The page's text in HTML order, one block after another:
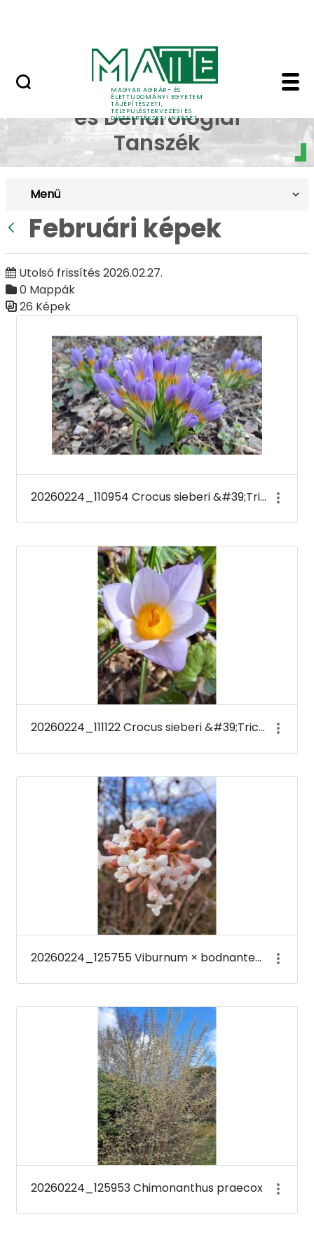
MAGYAR AGRÁR- ÉS
ÉLETTUDOMÁNYI EGYETEM
TÁJÉPÍTÉSZETI,
TELEPÜLÉSTERVEZÉSI ÉS
DÍSZKERTÉSZETI INTÉZET
Februári képek -
Dísznövénytermesztési
és Dendrológiai
Tanszék
Menü
Februári képek
Utolsó frissítés 2026.02.27.
0 Mappák
26 Képek
20260224_110954 Crocus sieberi &#39;Tricolor&#39;
20260224_111122 Crocus sieberi &#39;Tricolor&#39;
20260224_125755 Viburnum × bodnantense &#39;Deben&#39;
20260224_125953 Chimonanthus praecox